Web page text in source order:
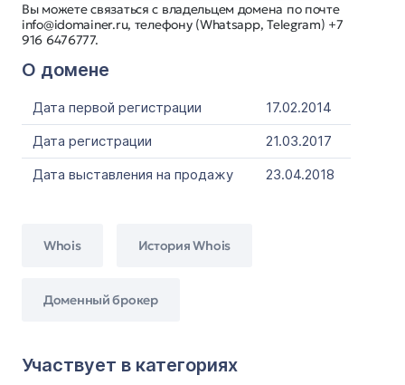
Вы можете связаться с владельцем домена по почте
info@idomainer.ru, телефону (Whatsapp, Telegram) +7
916 6476777.
О домене
Дата первой регистрации
17.02.2014
Дата регистрации
21.03.2017
Дата выставления на продажу
23.04.2018
Whois История Whois
Доменный брокер
Участвует в категориях